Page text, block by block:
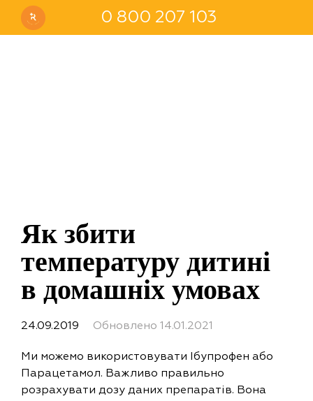
0 800 207 103
Як збити
температуру дитині
в домашніх умовах
24.09.2019 Обновлено 14.01.2021
Ми можемо використовувати Ібупрофен або
Парацетамол. Важливо правильно
розрахувати дозу даних препаратів. Вона